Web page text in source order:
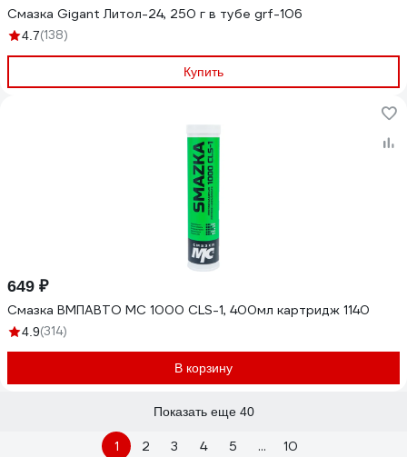
Смазка Gigant Литол-24, 250 г в тубе grf-106
4.7(138)
Купить
649 ₽
Смазка ВМПАВТО МС 1000 CLS-1, 400мл картридж 1140
4.9(314)
В корзину
Показать еще 40
1 2 3 4 5 ... 10